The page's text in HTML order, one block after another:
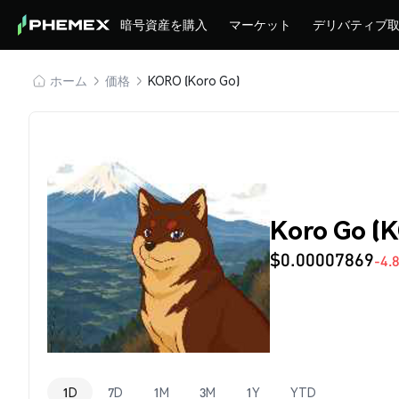
暗号資産を購入 マーケット デリバティブ
ホーム 価格 KORO (Koro Go)
Koro Go
$0.00007869-
1D 7D 1M 3M 1Y YTD